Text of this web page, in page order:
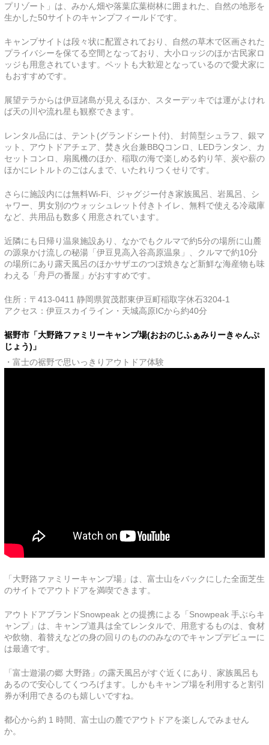
プリゾート」は、みかん畑や落葉広葉樹林に囲まれた、自然の地形を
生かした50サイトのキャンプフィールドです。
キャンプサイトは段々状に配置されており、自然の草木で区画された
プライバシーを保てる空間となっており、大小ロッジのほか古民家ロ
ッジも用意されています。ペットも大歓迎となっているので愛犬家に
もおすすめです。
展望テラからは伊豆諸島が見えるほか、スターデッキでは運がよけれ
ば天の川や流れ星も観察できます。
レンタル品には、テント(グランドシート付)、 封筒型シュラフ、銀マ
ット、アウトドアチェア、焚き火台兼BBQコンロ、LEDランタン、カ
セットコンロ、扇風機のほか、稲取の海で楽しめる釣り竿、炭や薪の
ほかにレトルトのごはんまで、いたれりつくせりです。
さらに施設内には無料Wi-Fi、ジャグジー付き家族風呂、岩風呂、シ
ャワー、男女別のウォッシュレット付きトイレ、無料で使える冷蔵庫
など、共用品も数多く用意されています。
近隣にも日帰り温泉施設あり、なかでもクルマで約5分の場所に山麓
の源泉かけ流しの秘湯「伊豆見高入谷高原温泉」、クルマで約10分
の場所にあり露天風呂のほかサザエのつぼ焼きなど新鮮な海産物も味
わえる「舟戸の番屋」がおすすめです。
住所：〒413-0411 静岡県賀茂郡東伊豆町稲取字休石3204-1
アクセス：伊豆スカイライン・天城高原ICから約40分
裾野市「大野路ファミリーキャンプ場(おおのじふぁみりーきゃんぷ
じょう)」
・富士の裾野で思いっきりアウトドア体験
「大野路ファミリーキャンプ場」は、富士山をバックにした全面芝生
のサイトでアウトドアを満喫できます。
アウトドアブランドSnowpeak との提携による「Snowpeak 手ぶらキ
ャンプ」は、キャンプ道具は全てレンタルで、用意するものは、食材
や飲物、着替えなどの身の回りのもののみなのでキャンプデビューに
は最適です。
「富士遊湯の郷 大野路」の露天風呂がすぐ近くにあり、家族風呂も
あるので安心してくつろげます。しかもキャンプ場を利用すると割引
券が利用できるのも嬉しいですね。
都心から約 1 時間、富士山の麓でアウトドアを楽しんでみません
か。